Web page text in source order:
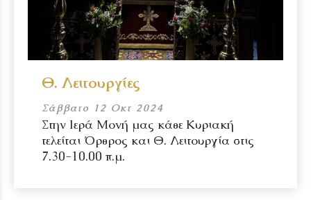
Θ. Λειτουργίες
Σάββατο 12 Οκτ 2024
Στην Ιερά Μονή μας κάθε Κυριακή
τελείται Όρθρος και Θ. Λειτουργία στις
7.30-10.00 π.μ.